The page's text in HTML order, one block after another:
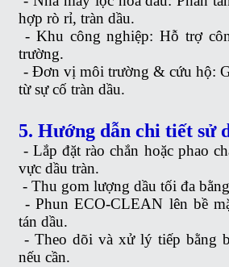
hợp rò rỉ, tràn dầu.
- Khu công nghiệp: Hỗ trợ
trường.
- Đơn vị môi trường & cứu hộ:
từ sự cố tràn dầu.
5. Hướng dẫn chi tiết sử
- Lắp đặt rào chắn hoặc phao
vực dầu tràn.
-Thu gom lượng dầu tối đa
-Phun ECO-CLEAN lên bề
tán dầu.
-Theo dõi và xử lý tiếp bằng
nếu cần.